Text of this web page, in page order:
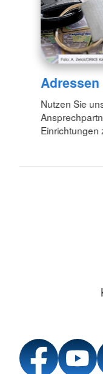
Adressen
Nutzen Sie
Einrichtungen